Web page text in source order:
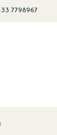
7798967